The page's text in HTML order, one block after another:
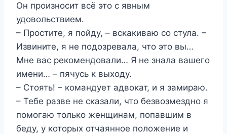
Он произносит всё это с явным
удовольствием.
– Простите, я пойду, – вскакиваю со стула. –
Извините, я не подозревала, что это вы…
Мне вас рекомендовали… Я не знала вашего
имени… – пячусь к выходу.
– Стоять! – командует адвокат, и я замираю.
– Тебе разве не сказали, что безвозмездно я
помогаю только женщинам, попавшим в
беду, у которых отчаянное положение и